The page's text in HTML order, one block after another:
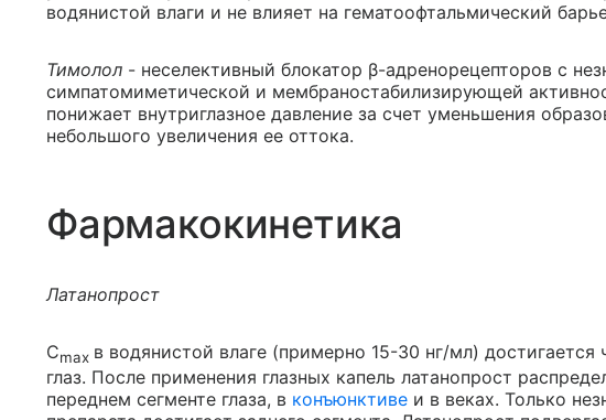
водянистой влаги и не влияет на гематоофтальмический
Тимолол - неселективный блокатор β-адренорецепторов с
симпатомиметической и мембраностабилизирующей
понижает внутриглазное давление за счет уменьшения
небольшого увеличения ее оттока.
Фармакокинетика
Латанопрост
Cmax в водянистой влаге (примерно 15-30 нг/мл) достигается
глаз. После применения глазных капель латанопрост
переднем сегменте глаза, в конъюнктиве и в веках. Только